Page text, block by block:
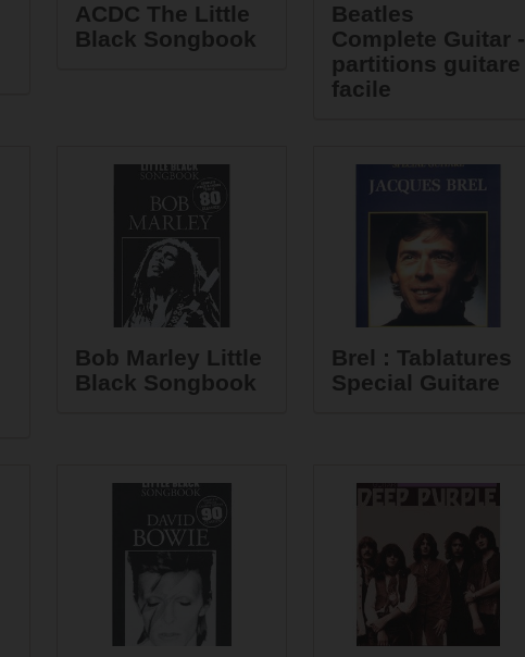
ACDC The Little
Black Songbook
Beatles
Complete Guitar -
partitions guitare
facile
Bob Marley Little
Black Songbook
Brel : Tablatures
Special Guitare